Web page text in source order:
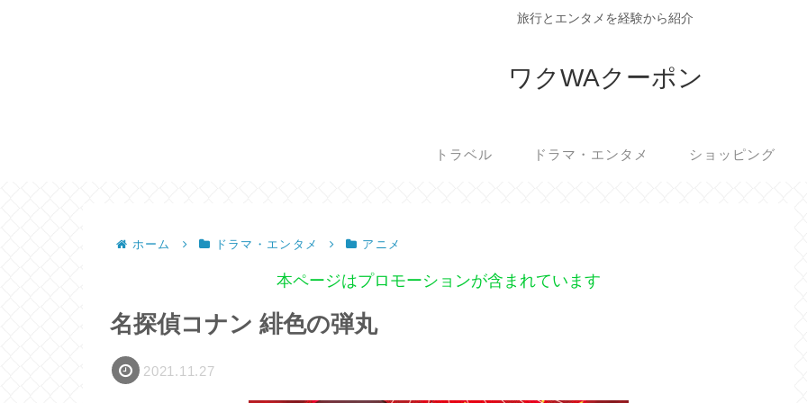
旅行とエンタメを経験から紹介
ワクWAクーポン
トラベル ドラマ・エンタメ ショッピング
ホーム ドラマ・エンタメ アニメ
本ページはプロモーションが含まれています
名探偵コナン 緋色の弾丸
2021.11.27